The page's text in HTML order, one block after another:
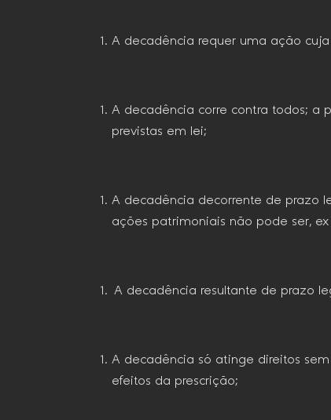
A decadência requer uma ação
A decadência corre contra todos; a
previstas em lei;
A decadência decorrente de prazo
ações patrimoniais não pode ser,
A decadência resultante de prazo
A decadência só atinge direitos
efeitos da prescrição;